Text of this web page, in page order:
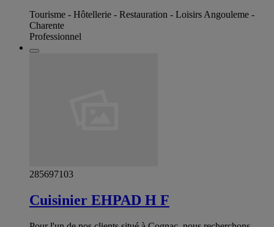
Tourisme - Hôtellerie - Restauration - Loisirs Angouleme -
Charente
Professionnel
285697103
Cuisinier EHPAD H F